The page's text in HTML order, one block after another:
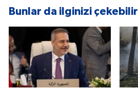
Bunlar da ilginizi çekebilir